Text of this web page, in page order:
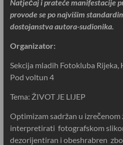
Natječaj i prateće manifestacije
provode se po najvišim
dostojanstva autora-sudionika.
Organizator:
Sekcija mladih Fotokluba Rijeka,
Pod voltun 4
Tema: ŽIVOT JE LIJEP
Optimizam sadržan u
interpretirati fotografskom
dezorijentiran i obeshrabren